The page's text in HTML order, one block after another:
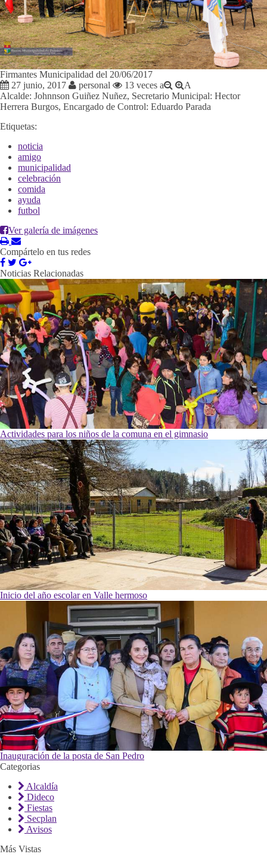
Firmantes Municipalidad del 20/06/2017
27 junio, 2017
personal 13 veces a
A
Alcalde: Johnnson Guiñez Nuñez, Secretario Municipal: Hector
Herrera Burgos, Encargado de Control: Eduardo Parada
Etiquetas:
noticia
amigo
municipalidad
celebración
comida
ayuda
futbol
Ver galería de imágenes
Compártelo en tus redes
Noticias Relacionadas
Actividades para los niños de la comuna en el gimnasio
Inicio del año escolar en Valle hermoso
Inauguración de la posta de San Pedro
Categorias
Alcaldía
Dideco
Fiestas
Secplan
Avisos
Más Vistas